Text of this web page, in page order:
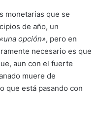
monetarias que se
de año, un
«una opción», pero en
necesario es que
aun con el fuerte
muere de
que está pasando con